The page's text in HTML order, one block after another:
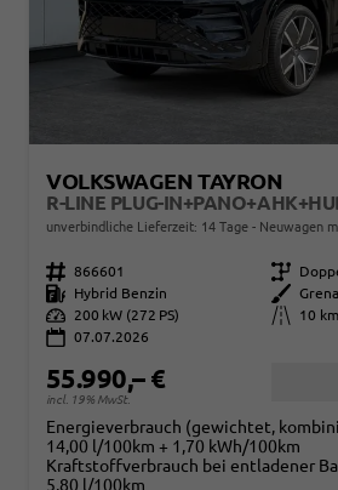
VOLKSWAGEN TAYRON
unverbindliche Lieferzeit: 14 Tage Neuwagen
Fahrzeugnr. 866601 Getriebe
Kraftstoff
Hybrid Benzin Außenfarbe
Leistung
200 kW (272 PS) Kilometerstand
10 km
07.07.2026
55.990,– €
incl. 19% MwSt.
Energieverbrauch (gewichtet,
14,00 l/100km + 1,70 kWh/100km
Kraftstoffverbrauch bei entladener
5,80 l/100km